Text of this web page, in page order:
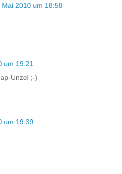
Mai 2010 um 18:58
um 19:21
Unzel ;-)
um 19:39